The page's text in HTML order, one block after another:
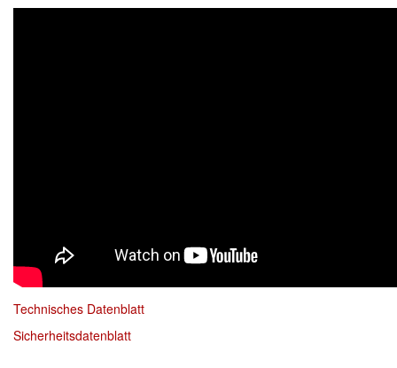
(21)
Sia
Technisches Datenblatt
Sicherheitsdatenblatt